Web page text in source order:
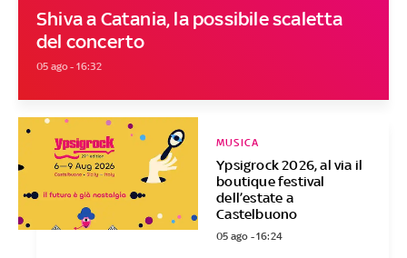
Shiva a Catania, la possibile scaletta
del concerto
05 ago - 16:32
Ypsigrock 2026, al via il
boutique festival
dell’estate a
Castelbuono
MUSICA
05 ago - 16:24